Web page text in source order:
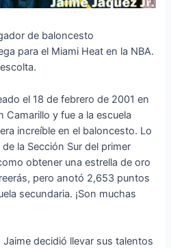
de baloncesto
para el Miami Heat en la NBA.
el 18 de febrero de 2001 en
Camarillo y fue a la escuela
increíble en el baloncesto. Lo
la Sección Sur del primer
obtener una estrella de oro
pero anotó 2,653 puntos
secundaria. ¡Son muchas
decidió llevar sus talentos